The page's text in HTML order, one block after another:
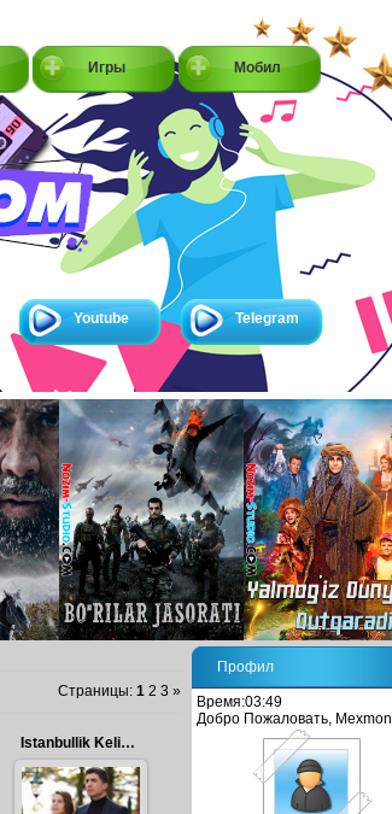
Игры Мобил
Youtube Telegram
Страницы: 1 2 3 »
Istanbullik Kelin | Истанбуллик Келин
2018.02.13
Istanbullik Kelin |
Профил
Время:03:49
Добро Пожаловать, Mexmon